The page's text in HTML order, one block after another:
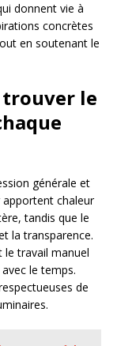
donnent vie à
concrètes
en soutenant le
le
générale et
apportent chaleur
tandis que le
la transparence.
le travail manuel
le temps.
de